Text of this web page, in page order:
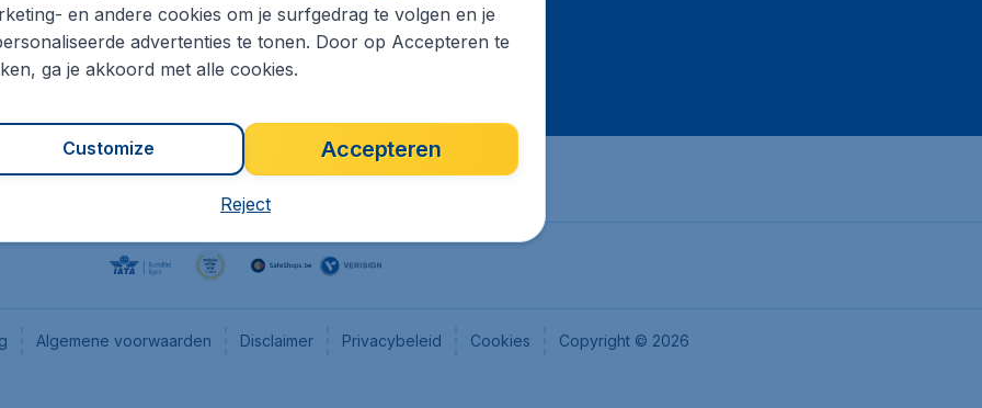
CheapTickets.nl
CheapTickets.sg
Algemene voorwaarden Disclaimer Privacybeleid Cookies Copyright © 2026
en andere cookies om je surfgedrag te volgen en je
advertenties te tonen. Door op Accepteren te
ga je akkoord met alle cookies.
Accepteren
Customize
Reject